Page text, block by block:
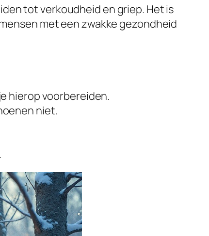
tot verkoudheid en griep. Het is
met een zwakke gezondheid
hierop voorbereiden.
niet.